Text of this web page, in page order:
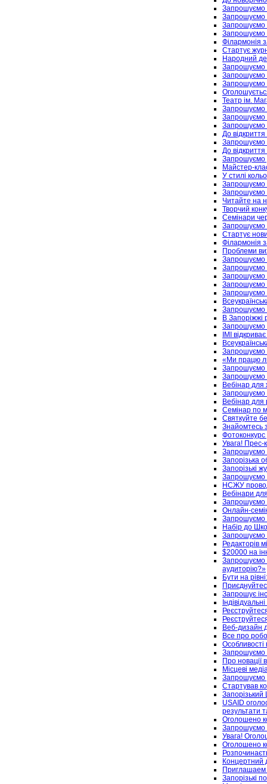
Запрошуємо
Запрошуємо
Запрошуємо
Запрошуємо
Філармонія
Стартує
Народний
Запрошуємо
Запрошуємо
Запрошуємо
Театр ім.
Запрошуємо
Запрошуємо
Запрошуємо
До
Запрошуємо
До
Запрошуємо
Майстер-
У стилі
Запрошуємо
Запрошуємо
Читайте на
Творчий
Семінари
Запрошуємо
Стартує
Філармонія
Проблеми
Запрошуємо
Запрошуємо
Запрошуємо
Запрошуємо
Запрошуємо
Запрошуємо
В Запоріжжі
Запрошуємо
ІМІ
Запрошуємо
«Ми працю
Запрошуємо
Запрошуємо
Вебінар для
Запрошуємо
Вебінар для
Семінар по
Святкуйте
Знайомтесь
Фотоконкурс
Увага! Прес-
Запрошуємо
Запорізька
Запорізькі
Запрошуємо
НСЖУ
Вебінари
Запрошуємо
Онлайн-
Запрошуємо
Набір до
Запрошуємо
Редакторів
$20000 на
Запрошуємо
аудиторію?»
Бути на
Запрошує
Веб-дизайн
Все про
Особливості
Запрошуємо
Про новації
Місцеві
Запрошуємо
Стартував
Запорізький
USAID
результати
Оголошено
Запрошуємо
Увага!
Оголошено
Концертний
Приглашаем
Запорізькі